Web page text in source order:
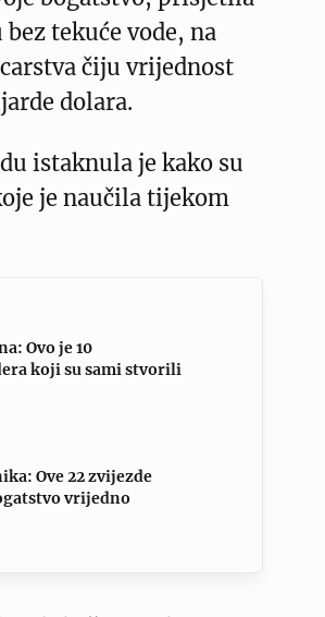
tekuće vode, na
čiju vrijednost
dolara.
istaknula je kako su
je naučila tijekom
Ovo je 10
koji su sami stvorili
Ove 22 zvijezde
vrijedno